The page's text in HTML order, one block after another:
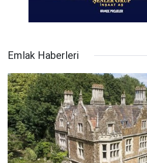
Emlak Haberleri